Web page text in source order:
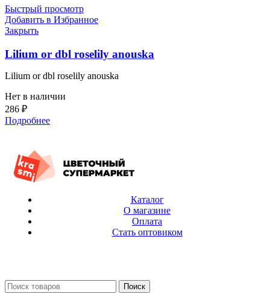
Быстрый просмотр
Добавить в Избранное
Закрыть
Lilium or dbl roselily anouska
Lilium or dbl roselily anouska
Нет в наличии
286 ₽
Подробнее
Каталог
О магазине
Оплата
Стать оптовиком
Поиск